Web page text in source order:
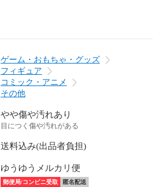
ゲーム・おもちゃ・グッズ
フィギュア
コミック・アニメ
その他
やや傷や汚れあり
目につく傷や汚れがある
送料込み(出品者負担)
ゆうゆうメルカリ便
郵便局/コンビニ受取 匿名配送